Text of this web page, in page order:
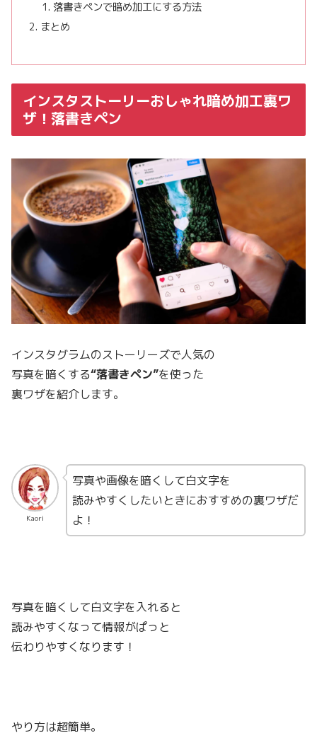
落書きペンで暗め加工にする方法
まとめ
インスタストーリーおしゃれ暗め加工裏ワ
ザ！落書きペン
インスタグラムのストーリーズで人気の
写真を暗くする“落書きペン”を使った
裏ワザを紹介します。
Kaori
写真や画像を暗くして白文字を
読みやすくしたいときにおすすめの裏ワザだ
よ！
写真を暗くして白文字を入れると
読みやすくなって情報がぱっと
伝わりやすくなります！
やり方は超簡単。